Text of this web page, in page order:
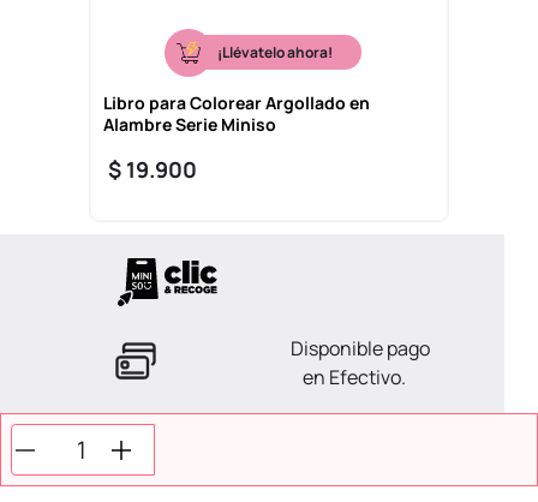
¡Llévatelo ahora!
Libro para Colorear Argollado en
Alambre Serie Miniso
$ 19.900
Disponible pago
en Efectivo.